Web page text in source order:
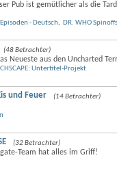
Pub ist gemütlicher als die
- Deutsch, DR. WHO
(48 Betrachter)
Neueste aus den Uncharted
Untertitel-Projekt
und Feuer (14 Betrachter)
(32 Betrachter)
Team hat alles im Griff!